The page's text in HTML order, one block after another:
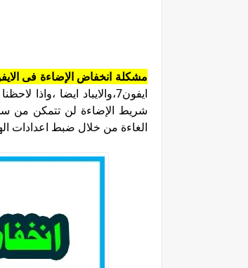
مشكلة انخفاض الإضاءة فى
ايفون7،والايباد ايضا
شريط الإضاءة لن تتمكن من
الغاءة من خلال ضبط اعدادات